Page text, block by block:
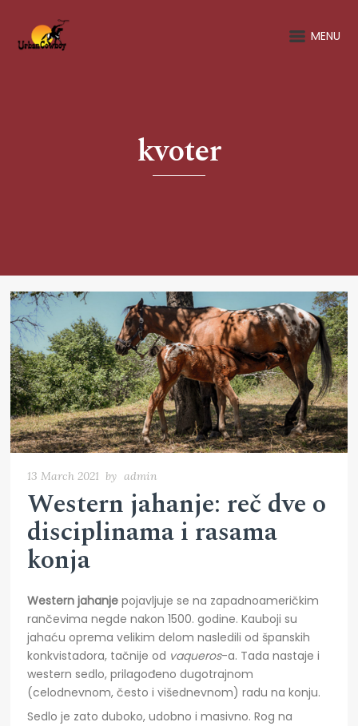
MENU
kvoter
13 March 2021 by admin
Western jahanje: reč dve o
disciplinama i rasama
konja
Westernjahanje pojavljuje se na zapadnoameričkim
rančevima negde nakon 1500. godine. Kauboji su
jahaću oprema velikim delom nasledili od španskih
konkvistadora, tačnije od vaqueros-a. Tada nastaje i
western sedlo, prilagođeno dugotrajnom
(celodnevnom, često i višednevnom) radu na konju.
Sedlo je zato duboko, udobno i masivno. Rog na